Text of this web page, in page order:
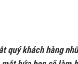
quý khách hàng